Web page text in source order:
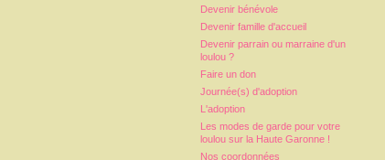
Devenir bénévole
Devenir famille d'accueil
Devenir parrain ou marraine d'un
loulou ?
Faire un don
Journée(s) d'adoption
L'adoption
Les modes de garde pour votre
loulou sur la Haute Garonne !
Nos coordonnées